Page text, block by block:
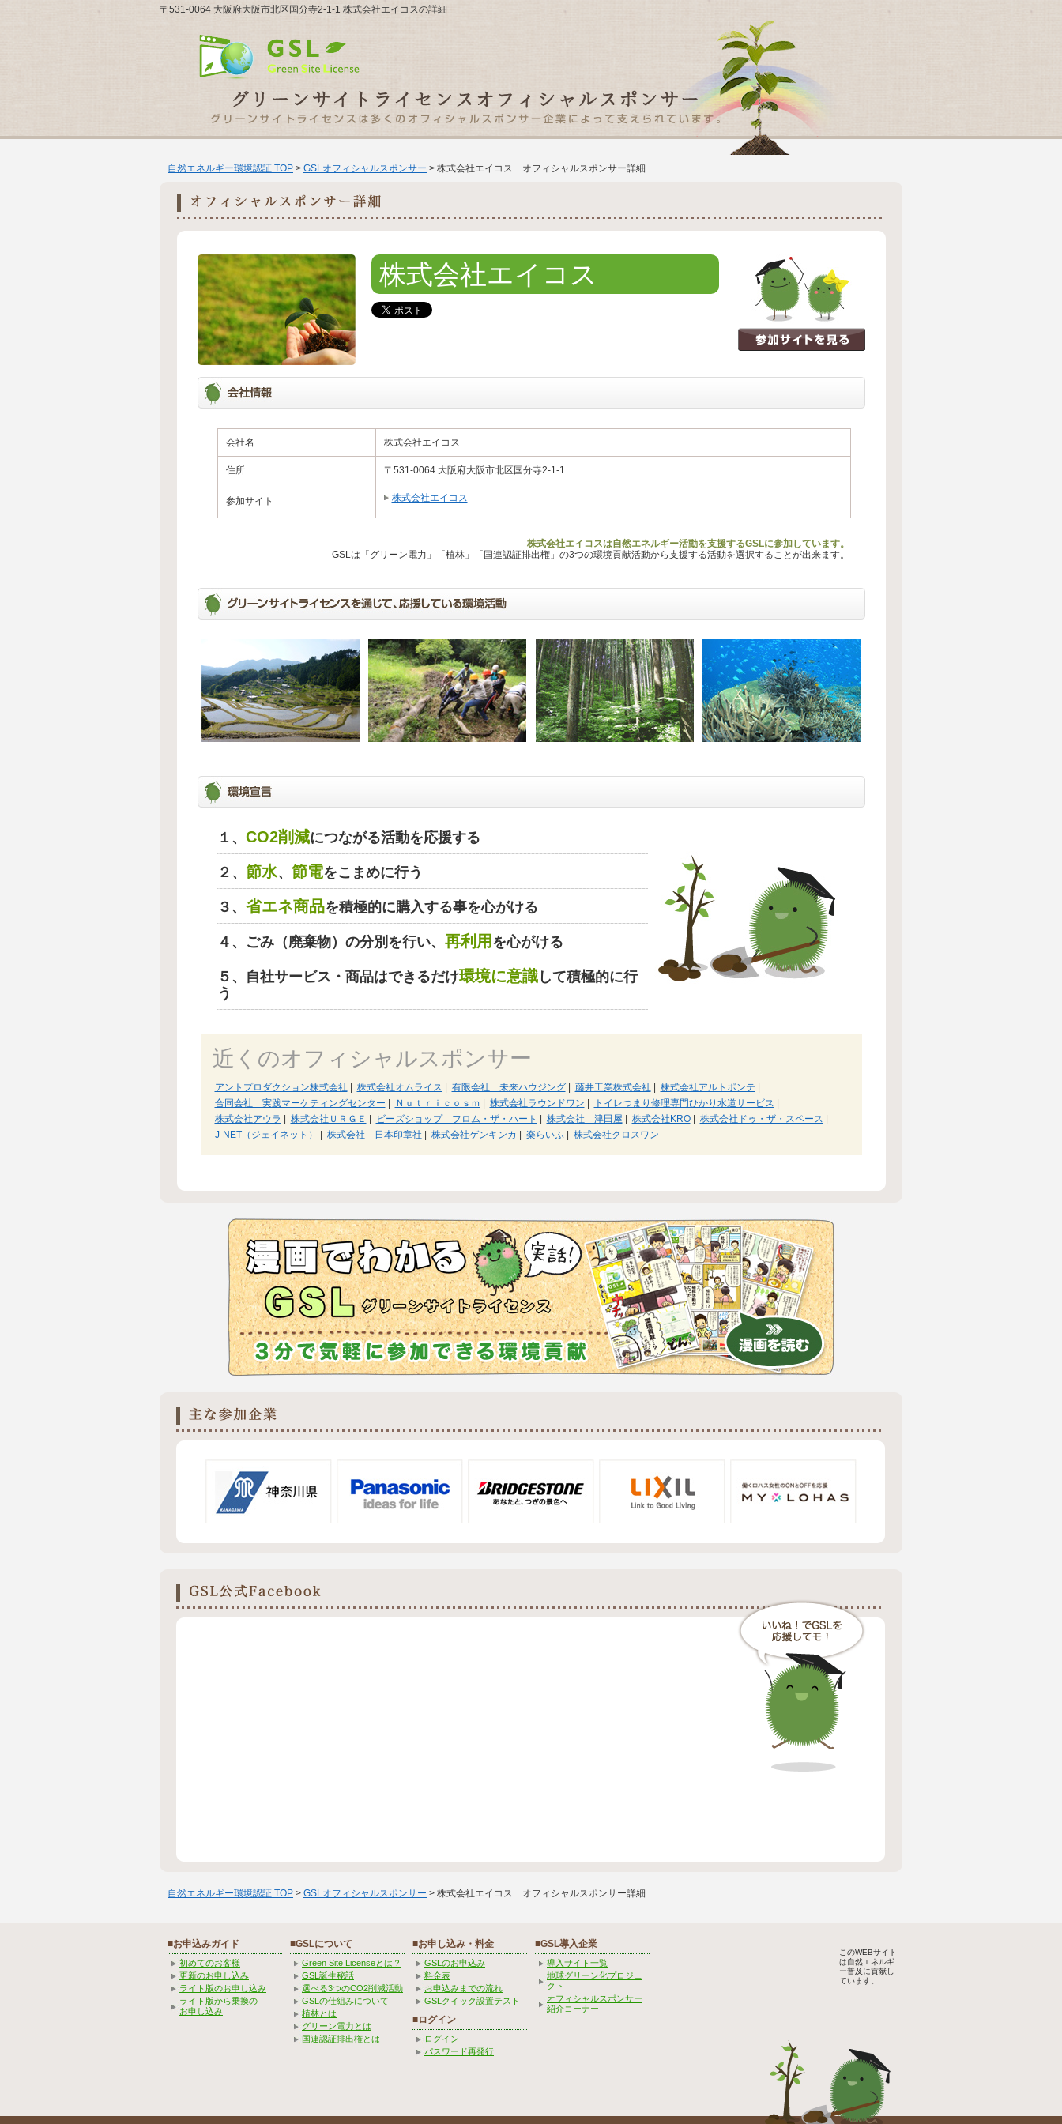
〒531-0064 大阪府大阪市北区国分寺2-1-1 株式会社エイコスの詳細
自然エネルギー環境認証 TOP > GSLオフィシャルスポンサー > 株式会社エイコス オフィシャルスポンサー詳細
株式会社エイコス
会社名 株式会社エイコス
住所 〒531-0064 大阪府大阪市北区国分寺2-1-1
参加サイト 株式会社エイコス
株式会社エイコスは自然エネルギー活動を支援するGSLに参加しています。
GSLは「グリーン電力」「植林」「国連認証排出権」の3つの環境貢献活動から支援する活動を選択することが出来ます。
１、 CO2削減につながる活動を応援する
２、 節水、 節電をこまめに行う
３、 省エネ商品を積極的に購入する事を心がける
４、ごみ（廃棄物）の分別を行い、 再利用 を心がける
５、自社サービス・商品はできるだけ環境に意識して積極的に行
う
近くのオフィシャルスポンサー
アントプロダクション株式会社 株式会社オムライス 有限会社 未来ハウジング| 藤井工業株式会社 株式会社アルトポンテ
合同会社 実践マーケティングセンター
Ｎｕｔｒｉｃｏｓｍ 株式会社ラウンドワン トイレつまり修理専門ひかり水道サービス
株式会社アウラ
株式会社ＵＲＧＥ ビーズショップ フロム・ザ・ハート 株式会社 津田屋 株式会社KRO| 株式会社ドゥ・ザ・スペース
J-NET（ジェイネット）
株式会社 日本印章社 株式会社ゲンキンカ 楽らいふ| 株式会社クロスワン
自然エネルギー環境認証 TOP > GSLオフィシャルスポンサー > 株式会社エイコス オフィシャルスポンサー詳細
■お申込みガイド
初めてのお客様
更新のお申し込み
ライト版のお申し込み
ライト版から乗換の
お申し込み
■GSLについて
Green Site Licenseとは？
GSL誕生秘話
選べる3つのCO2削減活動
GSLの仕組みについて
植林とは
グリーン電力とは
国連認証排出権とは
■お申し込み・料金
GSLのお申込み
料金表
お申込みまでの流れ
GSLクイック設置テスト
■ログイン
ログイン
パスワード再発行
■GSL導入企業
導入サイト一覧
地球グリーン化プロジェ
クト
オフィシャルスポンサー
紹介コーナー
このWEBサイト
は自然エネルギ
ー普及に貢献し
ています。